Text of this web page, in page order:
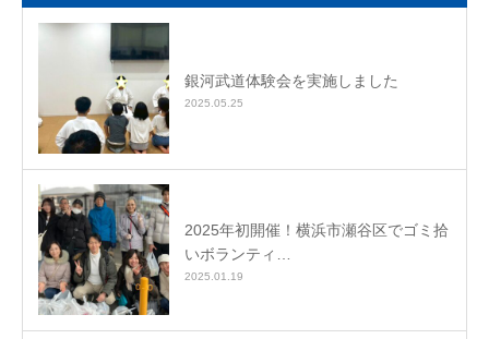
銀河武道体験会を実施しました
2025.05.25
2025年初開催！横浜市瀬谷区でゴミ拾
いボランティ…
2025.01.19